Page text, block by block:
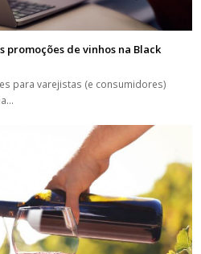
promoções de vinhos na Black
para varejistas (e consumidores)